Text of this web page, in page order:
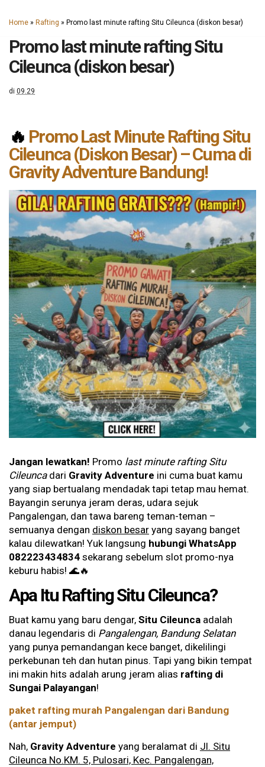
Home » Rafting » Promo last minute rafting Situ Cileunca (diskon besar)
Promo last minute rafting Situ
Cileunca (diskon besar)
di 09.29
🔥 Promo Last Minute Rafting Situ
Cileunca (Diskon Besar) – Cuma di
Gravity Adventure Bandung!
Jangan lewatkan! Promo last minute rafting Situ
Cileuncadari Gravity Adventure ini cuma buat kamu
yang siap bertualang mendadak tapi tetap mau hemat.
Bayangin serunya jeram deras, udara sejuk
Pangalengan, dan tawa bareng teman-teman –
semuanya dengan diskon besar yang sayang banget
kalau dilewatkan! Yuk langsung hubungi WhatsApp
082223434834 sekarang sebelum slot promo-nya
keburu habis! 🌊🔥
Apa Itu Rafting Situ Cileunca?
Buat kamu yang baru dengar, Situ Cileunca adalah
danau legendaris di Pangalengan, Bandung Selatan
yang punya pemandangan kece banget, dikelilingi
perkebunan teh dan hutan pinus. Tapi yang bikin tempat
ini makin hits adalah arung jeram alias rafting di
Sungai Palayangan!
paket rafting murah Pangalengan dari Bandung
(antar jemput)
Nah, Gravity Adventure yang beralamat di Jl. Situ
Cileunca No.KM. 5, Pulosari, Kec. Pangalengan,